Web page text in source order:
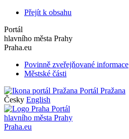
Přejít k obsahu
Portál
hlavního města Prahy
Praha.eu
Povinně zveřejňované informace
Městské části
Portál Pražana
Česky English
Portál
hlavního města Prahy
Praha.eu